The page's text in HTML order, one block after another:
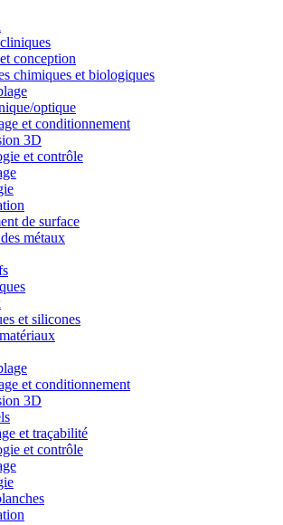
conception
chimiques et biologiques
optique
et conditionnement
3D
et contrôle
de surface
métaux
et silicones
et conditionnement
3D
et traçabilité
et contrôle